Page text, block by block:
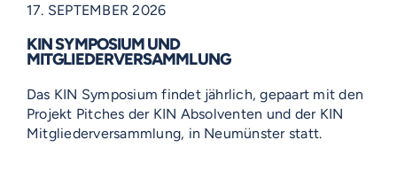
17. SEPTEMBER 2026
KIN SYMPOSIUM UND
MITGLIEDERVERSAMMLUNG
Das KIN Symposium findet jährlich, gepaart mit den
Projekt Pitches der KIN Absolventen und der KIN
Mitgliederversammlung, in Neumünster statt.